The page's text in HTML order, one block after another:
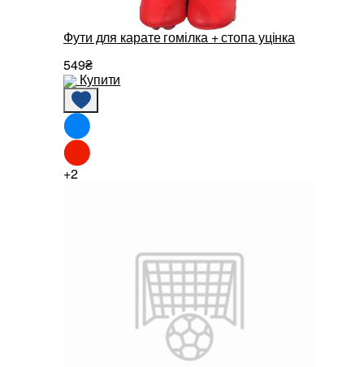
Фути для карате гомілка + стопа уцінка
549₴
Купити
+2